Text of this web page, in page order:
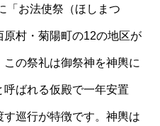
「お法使祭（ほしまつ
原村・菊陽町の12の地区が
の祭礼は御祭神を神輿に
ばれる仮殿で一年安置
巡行が特徴です。神輿は